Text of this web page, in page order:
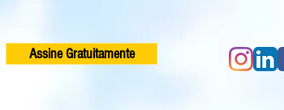
Assine Gratuitamente